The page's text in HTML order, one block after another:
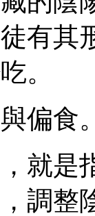
有其
。
食。
是指
調整